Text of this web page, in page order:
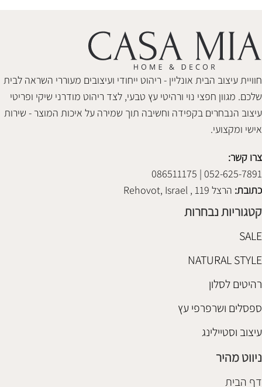
חוויית עיצוב הבית אונליין - ריהוט ייחודי ועיצובים מעוררי השראה לבית
שלכם. מגוון חפצי נוי ורהיטי עץ טבעי, לצד ריהוט מודרני שיקי ופריטי
עיצוב הנבחרים בקפידה וחשיבה תוך שמירה על איכות המוצר - שירות
אישי ומקצועי.
צרו קשר:
052-625-7891 | 086511175
כתובת: הרצל 119 , Rehovot, Israel
קטגוריות נבחרות
SALE
NATURAL STYLE
רהיטים לסלון
ספסלים ושרפרפי עץ
עיצוב וסטיילינג
ניווט מהיר
דף הבית